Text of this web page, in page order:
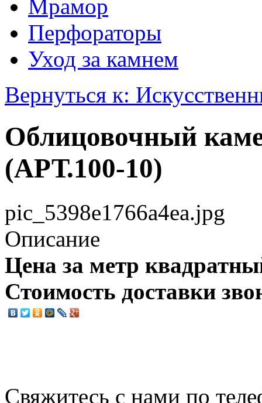
Мрамор
Перфораторы
Уход за камнем
Вернуться к:
Облицовочный
(АРТ.100-10)
pic_5398e1766a4ea.jpg
Описание
Цена за метр
Стоимость доставки
Свяжитесь с нами по